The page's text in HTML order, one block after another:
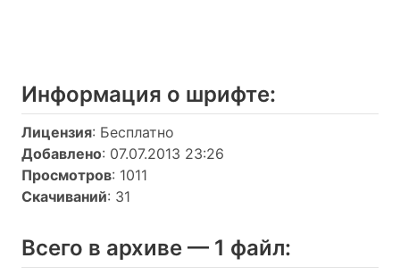
Информация о шрифтe:
Лицензия: Бесплатно
Добавлено: 07.07.2013 23:26
Просмотров: 1011
Скачиваний: 31
Всего в архиве — 1 файл: